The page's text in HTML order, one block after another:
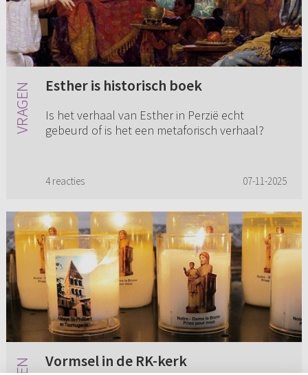
Esther is historisch boek
Is het verhaal van Esther in Perzië echt
gebeurd of is het een metaforisch verhaal?
4 reacties 07-11-2025
Vormsel in de RK-kerk